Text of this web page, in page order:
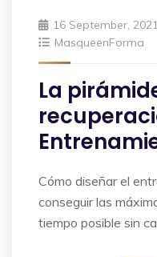
16 September, 2021
MasqueenForma
La
Cómo diseñar el
conseguir las
tiempo posible sin